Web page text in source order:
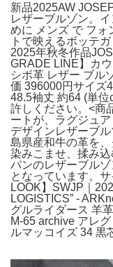
新品2025AW
レザーブルゾン。
めに メンズ で フォ
トで映えるボッテ
2025年秋冬作品
GRADE LINE】カ
シボ革 レザー ブル
価 396000円サイズ
48.5袖丈 約64 (単
許しください。<商
ートが、ラグジュ
デザインレザーブ
島県産和牛の革を
染みこませ、揉み
パンのレザーブル
となっています。
LOOK】SWJP｜
LOGISTICS” -
グルライダース 羊
M-65 archive アレ
ルマッコイズ 34 黒